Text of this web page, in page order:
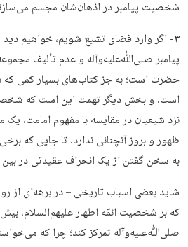
شخصیت پیامبر در اذهان‌شان مجسم
۳- اگر وارد فضای تشیع شویم، خواهیم
پیامبر صلی‌ﷲ‌علیه‌وآله و عدم تألیف
حضرت است؛ به جز کتاب‌های بسیار کمی که
است. و بخش دیگر تهمت این است که
نزد شیعیان در مقایسه با مفهوم امامت،
ظهور و بروز آنچنانی ندارد. تا جایی که
به سخن گفتن از یک انحراف عقیدتی در بین
شاید بعضی اسباب تاریخی – در برهه‌ای از
که بر شخصیت ائمّه اطهار علیهم‌السلام،
صلی‌ﷲ‌علیه‌وآله تمرکز کند؛ چرا که